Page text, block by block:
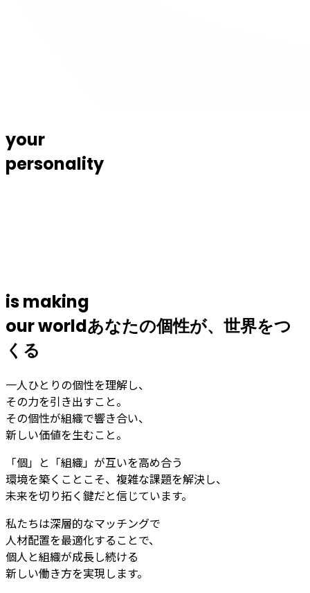
your
personality
is making
our worldあなたの個性が、世界をつ
くる
一人ひとりの個性を理解し、
その力を引き出すこと。
その個性が組織で響き合い、
新しい価値を生むこと。
「個」と「組織」が互いを高め合う
環境を築くことこそ、複雑な課題を解決し、
未来を切り拓く鍵だと信じています。
私たちは深層的なマッチングで
人材配置を最適化することで、
個人と組織が成長し続ける
新しい働き方を実現します。